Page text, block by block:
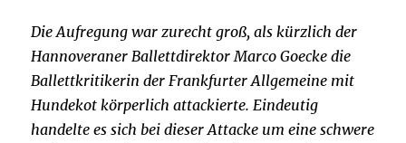
Die Aufregung war zurecht groß, als kürzlich der
Hannoveraner Ballettdirektor Marco Goecke die
Ballettkritikerin der Frankfurter Allgemeine mit
Hundekot körperlich attackierte. Eindeutig
handelte es sich bei dieser Attacke um eine schwere